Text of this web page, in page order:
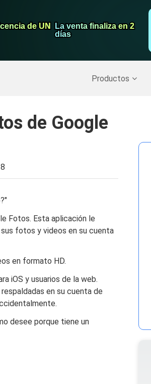
de UN
de UN
La venta finaliza en 2
días
La venta finaliza en 2
días
Productos
Copia de seguridad del iPhone
de Google
?"
Fotos. Esta aplicación le
fotos y videos en su cuenta
en formato HD.
iOS y usuarios de la web.
en su cuenta de
desee porque tiene un